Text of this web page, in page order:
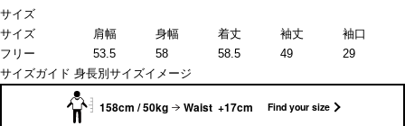
サイズ
サイズ
肩幅 身幅 着丈 袖丈
袖口
フリー
53.5 58 58.5 49
29
サイズガイド 身長別サイズイメージ
158cm / 50kg Waist +17cm Find your size